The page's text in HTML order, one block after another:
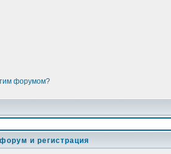
форумом?
и регистрация